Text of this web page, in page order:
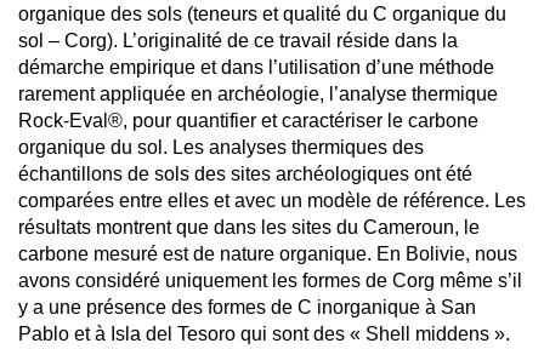
organique des sols (teneurs et qualité du C organique du
sol – Corg). L’originalité de ce travail réside dans la
démarche empirique et dans l’utilisation d’une méthode
rarement appliquée en archéologie, l’analyse thermique
Rock-Eval®, pour quantifier et caractériser le carbone
organique du sol. Les analyses thermiques des
échantillons de sols des sites archéologiques ont été
comparées entre elles et avec un modèle de référence. Les
résultats montrent que dans les sites du Cameroun, le
carbone mesuré est de nature organique. En Bolivie, nous
avons considéré uniquement les formes de Corg même s’il
y a une présence des formes de C inorganique à San
Pablo et à Isla del Tesoro qui sont des « Shell middens ».